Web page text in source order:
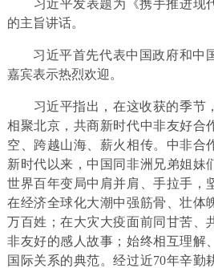
习近平发表题为《携手推进现代
的主旨讲话。
习近平首先代表中国政府和中
嘉宾表示热烈欢迎。
习近平指出，在这收获的季节
相聚北京，共商新时代中非友好合
空、跨越山海、薪火相传。中非合
新时代以来，中国同非洲兄弟姐妹
世界百年变局中肩并肩、手拉手，
在经济全球化大潮中强筋骨、壮体
万百姓；在大灾大疫面前同甘苦、
非友好的感人故事；始终相互理解
国际关系的典范。经过近70年辛勤